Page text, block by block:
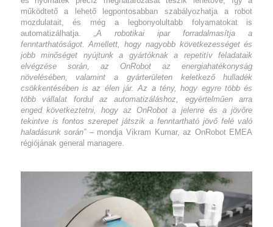
működtető a lehető legpontosabban szabályozhatja a robot
mozdulatait, és még a legbonyolultabb folyamatokat is
automatizálhatja. „A robotikai ipar forradalmasítja a
fenntarthatóságot. Amellett, hogy nagyobb következességet és
jobb minőséget nyújtunk a gyártóknak a repetitív feladataik
elvégzése során, az OnRobot az energiahatékonyság
növelésében, valamint a gyárterületen keletkező hulladék
csökkentésében is az élen jár. Az a tény, hogy egyre több és
több vállalat fordul az automatizáláshoz, egyértelműen arra
enged következtetni, hogy az OnRobot a jelenre és a jövőre
tekintve is fontos szerepet játszik a fenntartható jövő felé való
haladásunk során” – mondja Vikram Kumar, az OnRobot EMEA
régiójának general managere.